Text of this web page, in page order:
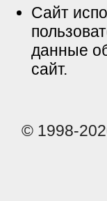
Сайт
данные
сайт.
© 1998-